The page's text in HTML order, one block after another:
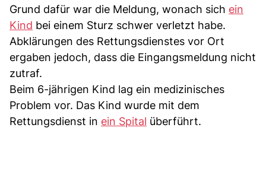
Grund dafür war die Meldung, wonach sich ein
Kind bei einem Sturz schwer verletzt habe.
Abklärungen des Rettungsdienstes vor Ort
ergaben jedoch, dass die Eingangsmeldung nicht
zutraf.
Beim 6-jährigen Kind lag ein medizinisches
Problem vor. Das Kind wurde mit dem
Rettungsdienst in ein Spital überführt.